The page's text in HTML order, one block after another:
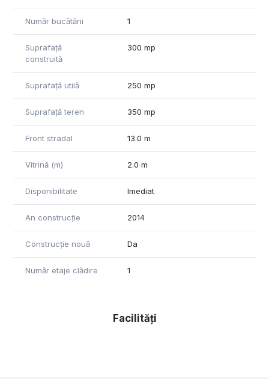
Număr bucătării 1
Suprafață
construită
300 mp
Suprafață utilă 250 mp
Suprafață teren 350 mp
Front stradal 13.0 m
Vitrină (m) 2.0 m
Disponibilitate Imediat
An construcție 2014
Construcție nouă Da
Număr etaje clădire 1
Facilități